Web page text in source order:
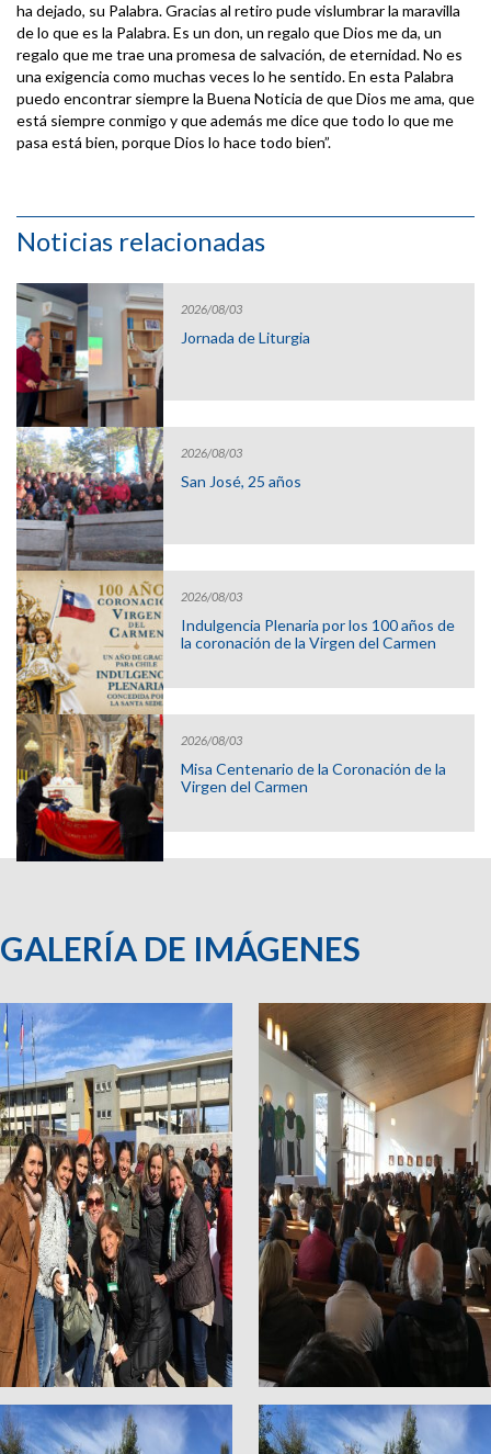
ha dejado, su Palabra. Gracias al retiro pude vislumbrar la maravilla
de lo que es la Palabra. Es un don, un regalo que Dios me da, un
regalo que me trae una promesa de salvación, de eternidad. No es
una exigencia como muchas veces lo he sentido. En esta Palabra
puedo encontrar siempre la Buena Noticia de que Dios me ama, que
está siempre conmigo y que además me dice que todo lo que me
pasa está bien, porque Dios lo hace todo bien”.
Noticias relacionadas
2026/08/03
Jornada de Liturgia
2026/08/03
San José, 25 años
2026/08/03
Indulgencia Plenaria por los 100 años de
la coronación de la Virgen del Carmen
2026/08/03
Misa Centenario de la Coronación de la
Virgen del Carmen
GALERÍA DE IMÁGENES